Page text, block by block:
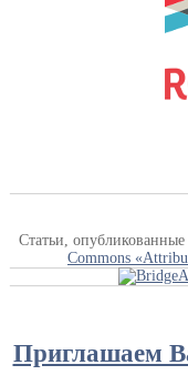
Статьи,
Commons
Приглашаем